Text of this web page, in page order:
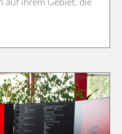
auf ihrem Gebiet, die